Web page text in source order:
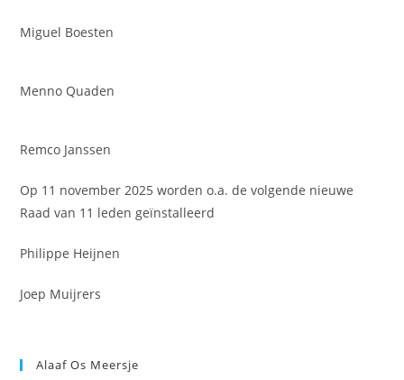
Miguel Boesten
Menno Quaden
Remco Janssen
Op 11 november 2025 worden o.a. de volgende nieuwe
Raad van 11 leden geïnstalleerd
Philippe Heijnen
Joep Muijrers
Alaaf Os Meersje